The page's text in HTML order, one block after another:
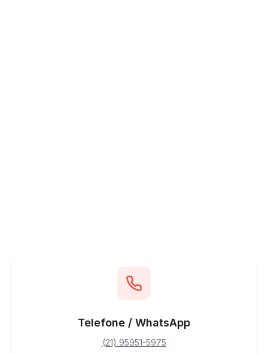
Telefone / WhatsApp
(21) 95951-5975